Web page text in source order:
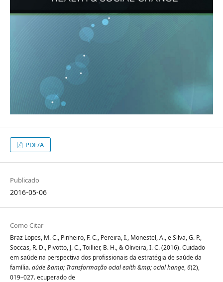
PDF/A
Publicado
2016-05-06
Como Citar
Braz Lopes, M. C., Pinheiro, F. C., Pereira, I., Monestel, A., e Silva, G. P.,
Soccas, R. D., Pivotto, J. C., Toillier, B. H., & Oliveira, I. C. (2016). Cuidado
em saúde na perspectiva dos profissionais da estratégia de saúde da
família.aúde &amp; Transformação ocial ealth &mp; ocial hange,6(2),
019–027. ecuperado de